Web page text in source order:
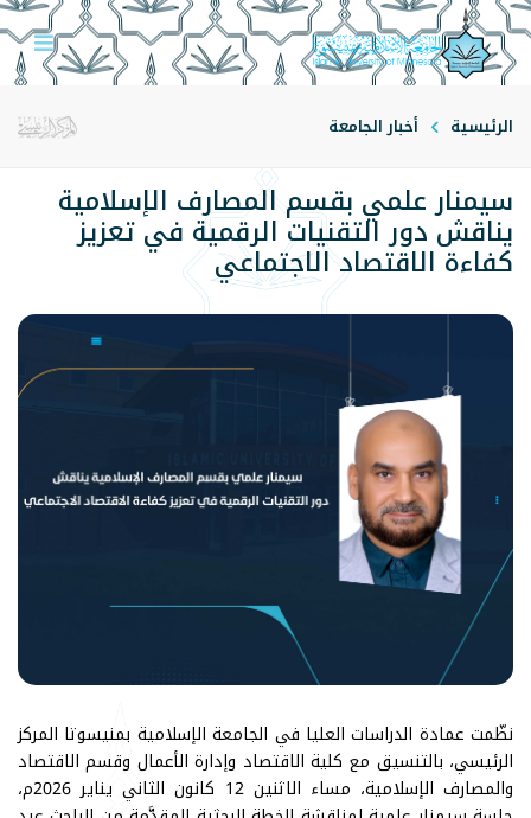
الرئيسية أخبار الجامعة
سيمنار علمي بقسم المصارف الإسلامية
يناقش دور التقنيات الرقمية في تعزيز
كفاءة الاقتصاد الاجتماعي
نظّمت عمادة الدراسات العليا في الجامعة الإسلامية بمنيسوتا المركز
الرئيسي، بالتنسيق مع كلية الاقتصاد وإدارة الأعمال وقسم الاقتصاد
والمصارف الإسلامية، مساء الاثنين 12 كانون الثاني يناير 2026م،